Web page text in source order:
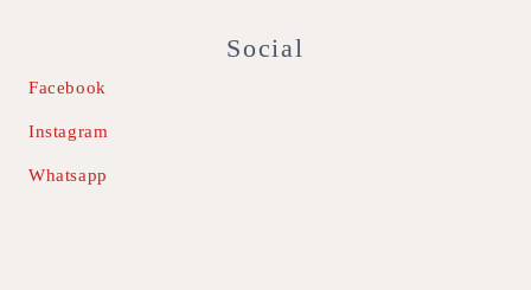
Social
Facebook
Instagram
Whatsapp